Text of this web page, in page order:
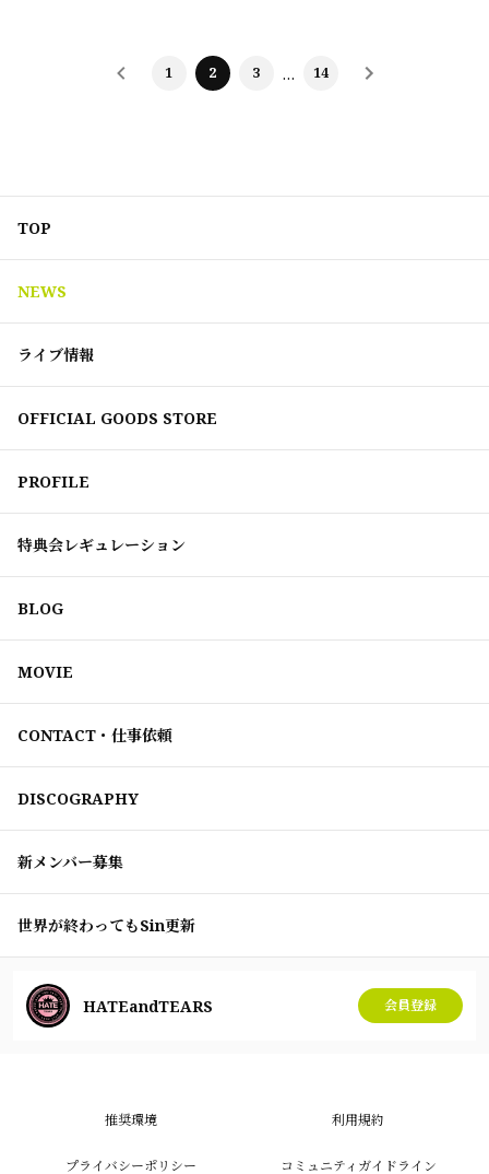
1 2 3 … 14
TOP
NEWS
ライブ情報
OFFICIAL GOODS STORE
PROFILE
特典会レギュレーション
BLOG
MOVIE
CONTACT・仕事依頼
DISCOGRAPHY
新メンバー募集
世界が終わってもSin更新
HATEandTEARS 会員登録
推奨環境 利用規約
プライバシーポリシー コミュニティガイドライン